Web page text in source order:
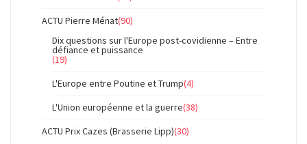
ACTU Pierre Ménat(90)
Dix questions sur l'Europe post-covidienne – Entre
défiance et puissance
(19)
L'Europe entre Poutine et Trump(4)
L'Union européenne et la guerre(38)
ACTU Prix Cazes (Brasserie Lipp)(30)